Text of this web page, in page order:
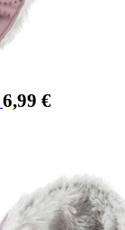
6,99 €